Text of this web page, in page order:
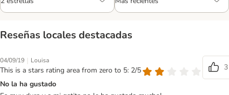
Reseñas locales destacadas
04/09/19 | Louisa
This is a stars rating area from zero to 5: 2/5
3
No la ha gustado